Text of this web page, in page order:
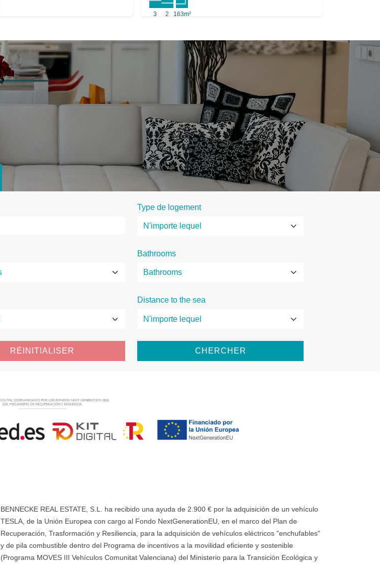
3 2 163m²
Type de logement
Bathrooms
Distance to the sea
RÉINITIALISER CHERCHER
BENNECKE REAL ESTATE, S.L. ha recibido una ayuda de 2.900 € por la adquisición de un vehículo
TESLA, de la Unión Europea con cargo al Fondo NextGenerationEU, en el marco del Plan de
Recuperación, Trasformación y Resiliencia, para la adquisición de vehículos eléctricos "enchufables"
y de pila combustible dentro del Programa de incentivos a la movilidad eficiente y sostenible
(Programa MOVES III Vehículos Comunitat Valenciana) del Ministerio para la Transición Ecológica y